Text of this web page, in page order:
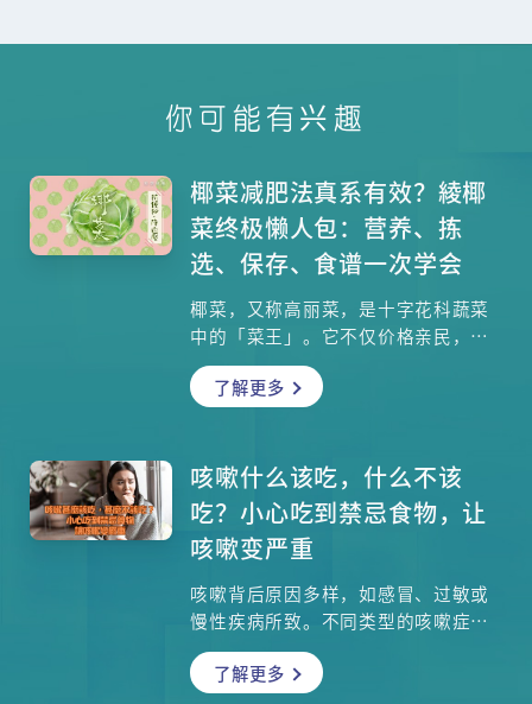
你可能有兴趣
椰菜减肥法真系有效？綾椰
菜终极懒人包：营养、拣
选、保存、食谱一次学会
椰菜，又称高丽菜，是十字花科蔬菜
中的「菜王」。它不仅价格亲民，营
养价值更是惊人！椰菜主要提供水分
和膳食纤维，有助促进肠道健康、控
期的女士尤其重要。想知道青椰菜和
紫椰菜哪个营养更胜一筹？答案是两
者各有千秋！本文将全面拆解椰菜的
营养秘密、拣选技巧、保存方法，还
有医生教你如何用椰菜健康减肥，以
及一道精致的三色椰菜卷食谱，让你
由内到外爱上这种平凡却不简单的超
级食材！点击查看文章，成为椰菜达
人！
了解更多
咳嗽什么该吃，什么不该
吃？小心吃到禁忌食物，让
咳嗽变严重
咳嗽背后原因多样，如感冒、过敏或
慢性疾病所致。不同类型的咳嗽症状
各异，应对方法也需因人而异。本文
将全面剖析咳嗽成因与分类，并分享
了解更多